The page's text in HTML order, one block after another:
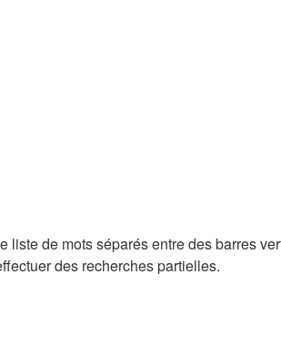
de mots séparés entre des barres
des recherches partielles.